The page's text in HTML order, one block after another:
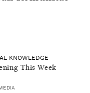
KNOWLEDGE
This Week